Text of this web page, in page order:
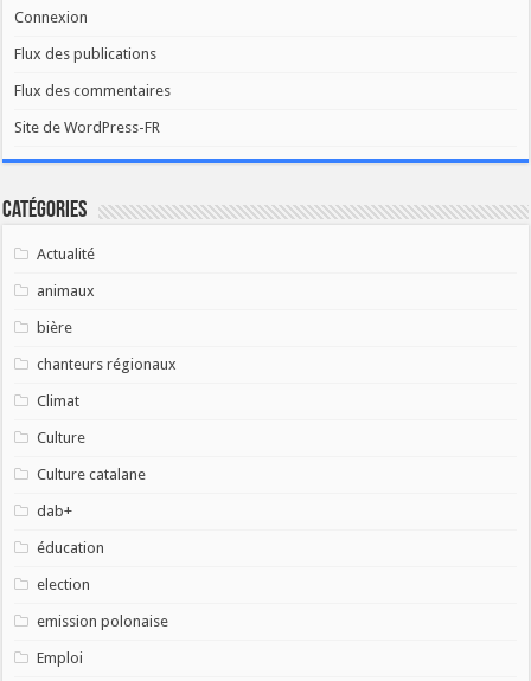
Connexion
Flux des publications
Flux des commentaires
Site de WordPress-FR
Catégories
Actualité
animaux
bière
chanteurs régionaux
Climat
Culture
Culture catalane
dab+
éducation
election
emission polonaise
Emploi